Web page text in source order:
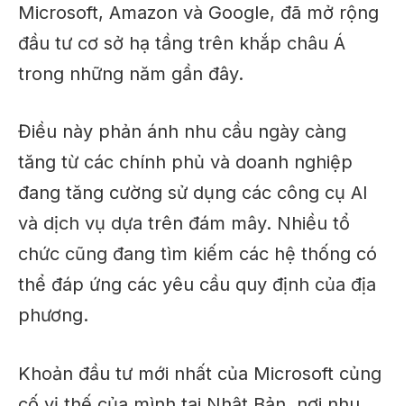
Microsoft, Amazon và Google, đã mở rộng
đầu tư cơ sở hạ tầng trên khắp châu Á
trong những năm gần đây.
Điều này phản ánh nhu cầu ngày càng
tăng từ các chính phủ và doanh nghiệp
đang tăng cường sử dụng các công cụ AI
và dịch vụ dựa trên đám mây. Nhiều tổ
chức cũng đang tìm kiếm các hệ thống có
thể đáp ứng các yêu cầu quy định của địa
phương.
Khoản đầu tư mới nhất của Microsoft củng